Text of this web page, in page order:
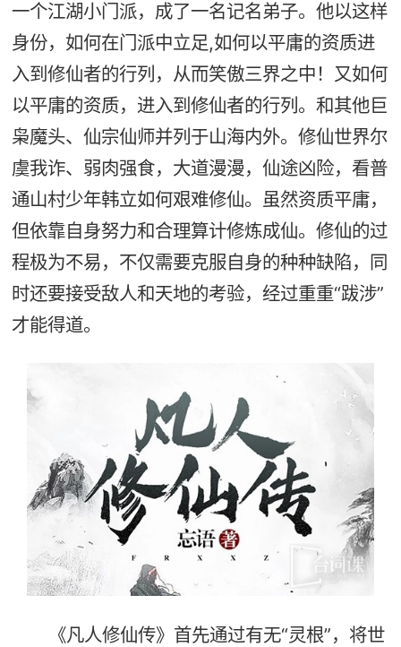
一个江湖小门派，成了一名记名弟子。他以这样
身份，如何在门派中立足,如何以平庸的资质进
入到修仙者的行列，从而笑傲三界之中！又如何
以平庸的资质，进入到修仙者的行列。和其他巨
枭魔头、仙宗仙师并列于山海内外。修仙世界尔
虞我诈、弱肉强食，大道漫漫，仙途凶险，看普
通山村少年韩立如何艰难修仙。虽然资质平庸，
但依靠自身努力和合理算计修炼成仙。修仙的过
程极为不易，不仅需要克服自身的种种缺陷，同
时还要接受敌人和天地的考验，经过重重“跋涉”
才能得道。
《凡人修仙传》首先通过有无“灵根”，将世